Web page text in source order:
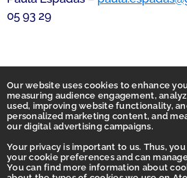
Our website uses cookies to enhance
measuring audience engagement,
used, improving website functionality,
personalized marketing content, and
our digital advertising campaigns.
Your privacy is important to us. Thus,
your cookie preferences and can
You can find more information about
05 93 29
Homepage